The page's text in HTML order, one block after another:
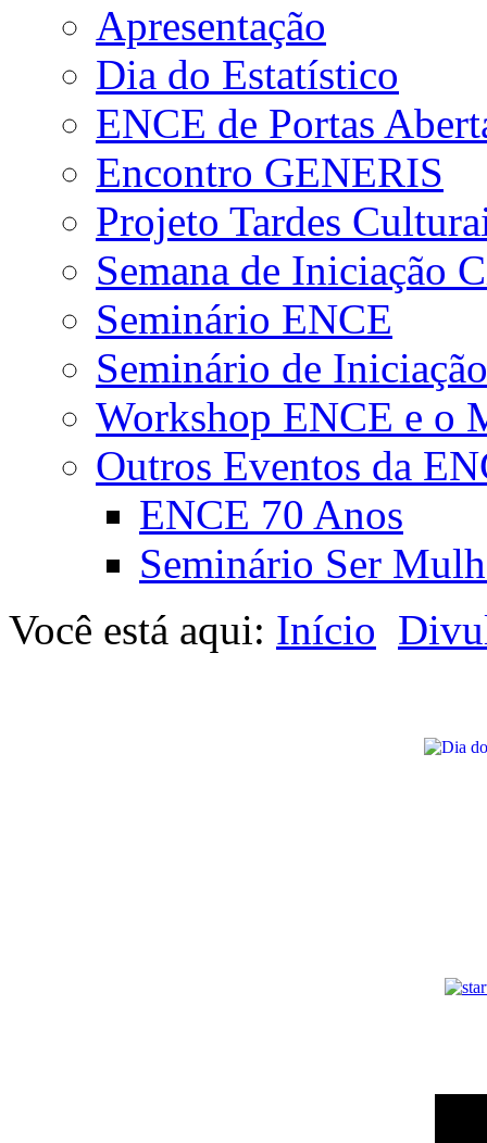
Apresentação
Dia do Estatístico
ENCE de Portas
Encontro GENERIS
Projeto Tardes
Semana de Iniciação
Seminário ENCE
Seminário de
Workshop ENCE e o
Outros Eventos da
ENCE 70 Anos
Seminário Ser
Você está aqui: Início